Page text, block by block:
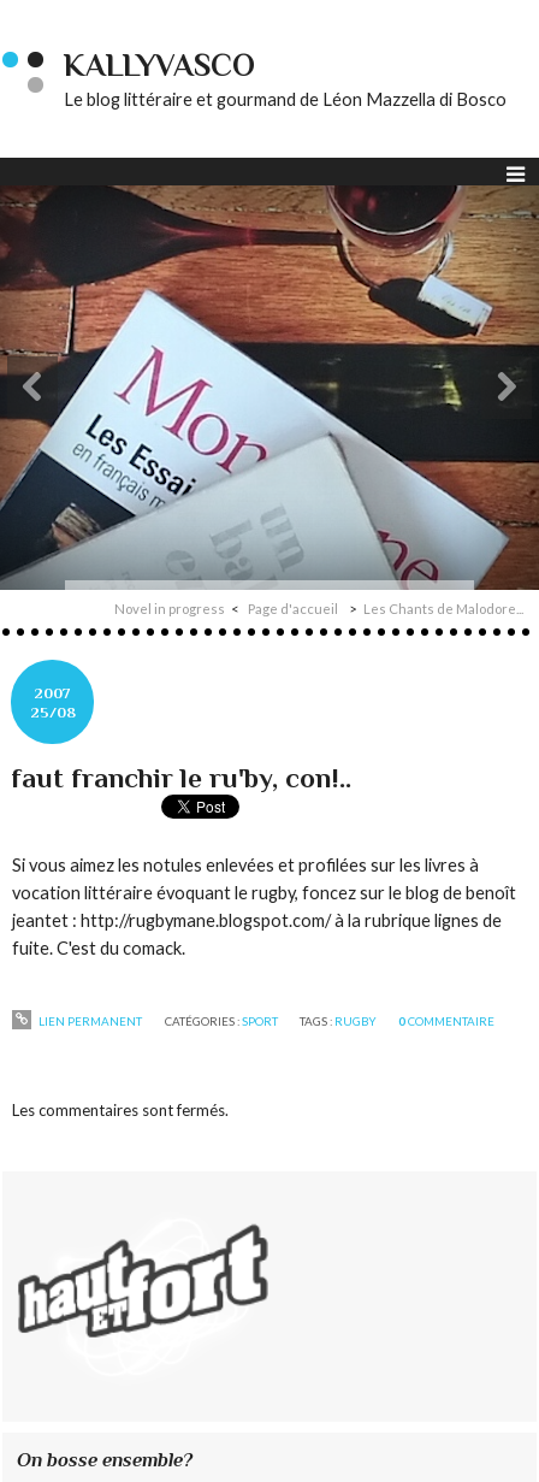
KALLYVASCO
Le blog littéraire et gourmand de Léon Mazzella di Bosco
Novel in progress Page d'accueil Les Chants de Malodore...
2007
25/08
faut franchir le ru'by, con!..
Si vous aimez les notules enlevées et profilées sur les livres à
vocation littéraire évoquant le rugby, foncez sur le blog de benoît
jeantet : http://rugbymane.blogspot.com/ à la rubriquelignes de
fuite. C'est du comack.
LIEN PERMANENT CATÉGORIES :SPORT TAGS : RUGBY 0COMMENTAIRE
Les commentaires sont fermés.
On bosse ensemble?